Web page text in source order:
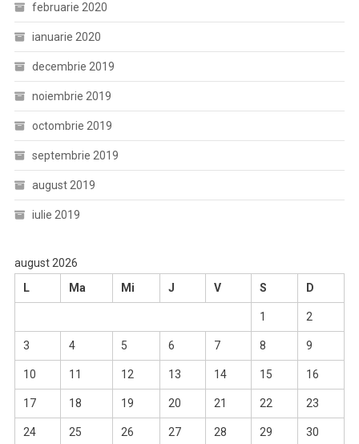
februarie 2020
ianuarie 2020
decembrie 2019
noiembrie 2019
octombrie 2019
septembrie 2019
august 2019
iulie 2019
august 2026
L
Ma Mi J V S D
1 2
3 4 5 6 7 8 9
10 11 12 13 14 15 16
17 18 19 20 21 22 23
24 25 26 27 28 29 30